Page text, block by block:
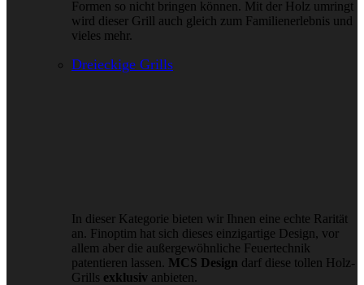
Formen so nicht bringen können. Mit der Holz umringt
wird dieser Grill auch gleich zum Familienerlebnis und
vieles mehr.
Dreieckige Grills
In dieser Kategorie bieten wir Ihnen eine echte Rarität
an. Finoptim hat sich dieses einzigartige Design, vor
allem aber die außergewöhnliche Feuertechnik
patentieren lassen. MCS Design darf diese tollen Holz-
Grills exklusiv anbieten.